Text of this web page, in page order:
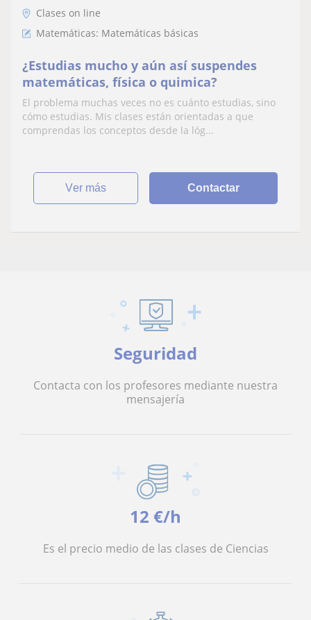
Clases on line
Matemáticas: Matemáticas básicas
¿Estudias mucho y aún así suspendes
matemáticas, física o quimica?
El problema muchas veces no es cuánto estudias, sino
cómo estudias. Mis clases están orientadas a que
comprendas los conceptos desde la lóg...
ver más Contactar
Seguridad
Contacta con los profesores mediante nuestra
mensajería
12 €/h
Es el precio medio de las clases de Ciencias